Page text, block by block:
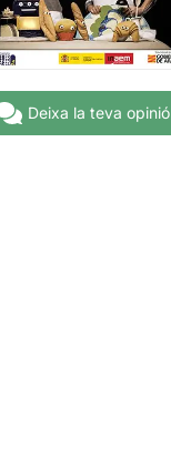
Deixa la teva opinió